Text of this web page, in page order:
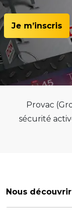
Je m’inscris
Provac
sécurité
meilleurs
Nous découvrir